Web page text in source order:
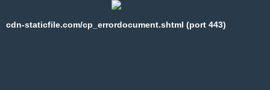
cdn-staticfile.com/cp_errordocument.shtml (port 443)